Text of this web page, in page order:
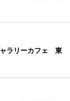
ラリーカフェ 東